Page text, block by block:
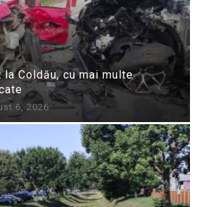
la Coldău, cu mai multe
6, 2026